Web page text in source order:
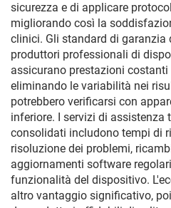
sicurezza e di applicare
migliorando così la
clinici. Gli standard di
produttori professionali di
assicurano prestazioni
eliminando le variabilità nei
potrebbero verificarsi con
inferiore. I servizi di
consolidati includono tempi di
risoluzione dei problemi,
aggiornamenti software
funzionalità del dispositivo.
altro vantaggio significativo,